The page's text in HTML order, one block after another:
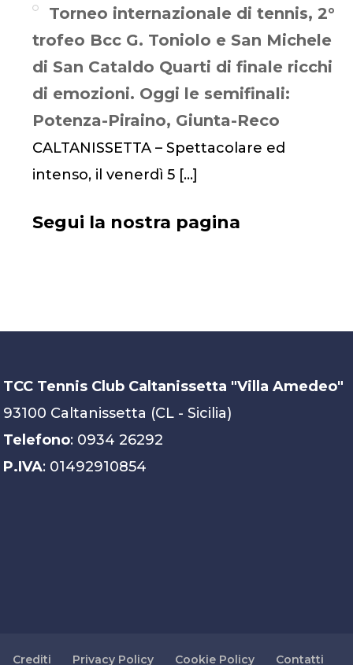
Torneo internazionale di tennis, 2°
trofeo Bcc G. Toniolo e San Michele
di San Cataldo Quarti di finale ricchi
di emozioni. Oggi le semifinali:
Potenza-Piraino, Giunta-Reco
CALTANISSETTA – Spettacolare ed
intenso, il venerdì 5 […]
Segui la nostra pagina
TCC Tennis Club Caltanissetta "Villa Amedeo"
93100 Caltanissetta (CL - Sicilia)
Telefono: 0934 26292
P.IVA: 01492910854
Crediti Privacy Policy Cookie Policy Contatti